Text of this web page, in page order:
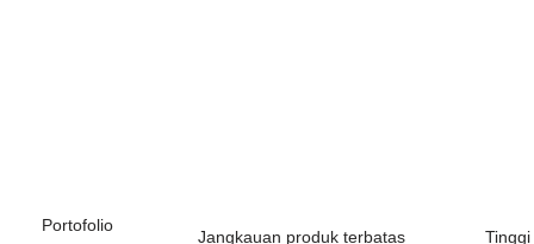
Portofolio
Jangkauan produk terbatas Tinggi